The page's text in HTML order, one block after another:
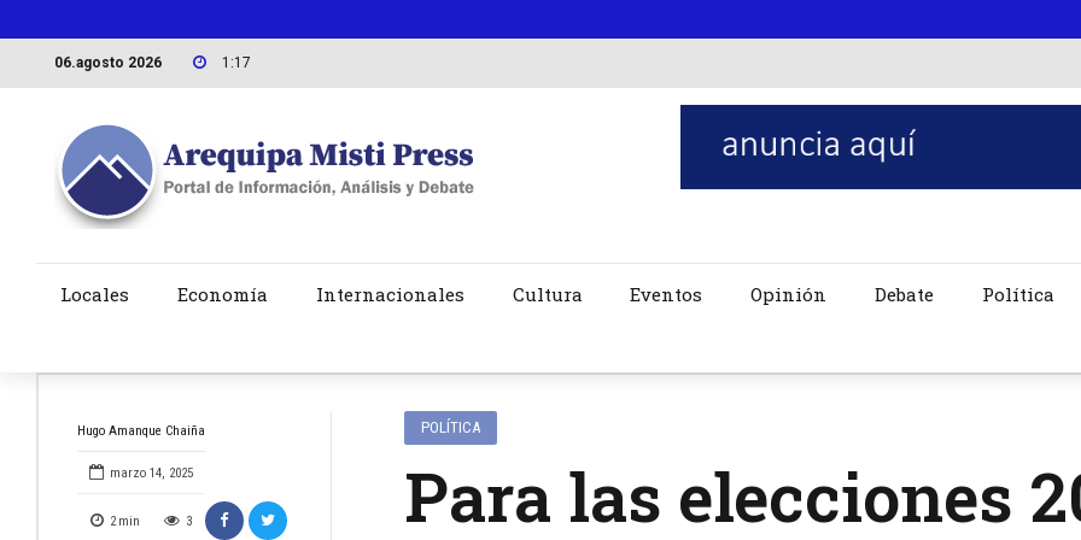
06.agosto 2026 1:17
Locales Economía Internacionales Cultura Eventos Opinión Debate Política
Hugo Amanque Chaiña
marzo 14, 2025
2 min 3
POLÍTICA
Para las elecciones